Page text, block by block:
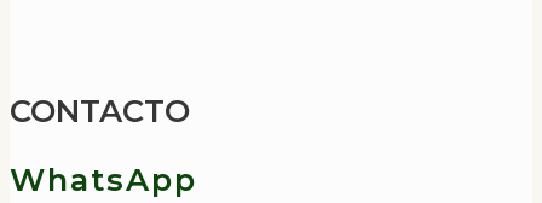
CONTACTO
WhatsApp